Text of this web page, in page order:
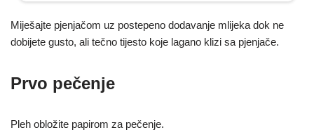
Miješajte pjenjačom uz postepeno dodavanje mlijeka dok ne
dobijete gusto, ali tečno tijesto koje lagano klizi sa pjenjače.
Prvo pečenje
Pleh obložite papirom za pečenje.